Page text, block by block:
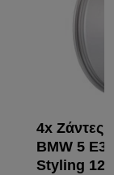
4x Ζάντες
BMW 5
Styling